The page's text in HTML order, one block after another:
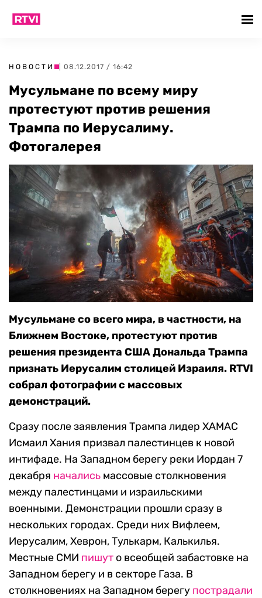
НОВОСТИ | 08.12.2017 / 16:42
Мусульмане по всему миру
протестуют против решения
Трампа по Иерусалиму.
Фотогалерея
Мусульмане со всего мира, в частности, на
Ближнем Востоке, протестуют против
решения президента США Дональда Трампа
признать Иерусалим столицей Израиля. RTVI
собрал фотографии с массовых
демонстраций.
Сразу после заявления Трампа лидер ХАМАС
Исмаил Хания призвал палестинцев к новой
интифаде. На Западном берегу реки Иордан 7
декабря начались массовые столкновения
между палестинцами и израильскими
военными. Демонстрации прошли сразу в
нескольких городах. Среди них Вифлеем,
Иерусалим, Хеврон, Тулькарм, Калькилья.
Местные СМИ пишут о всеобщей забастовке на
Западном берегу и в секторе Газа. В
столкновениях на Западном берегу пострадали